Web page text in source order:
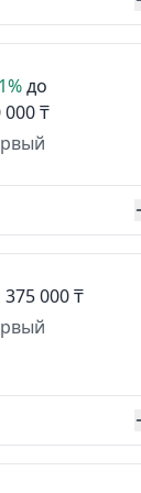
до
000 ₸
375 000 ₸